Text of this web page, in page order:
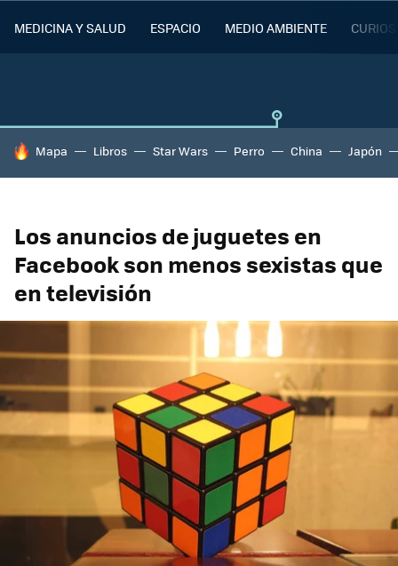
MEDICINA Y SALUD ESPACIO MEDIO AMBIENTE
HOY SE HABLA DE
Mapa Libros Star Wars Perro China Japón
Los anuncios de juguetes en
Facebook son menos sexistas que
en televisión